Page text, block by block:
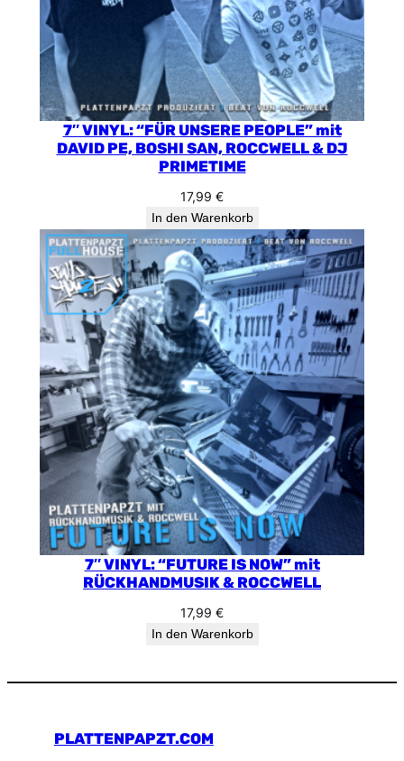
7″ VINYL: “FÜR UNSERE PEOPLE” mit
DAVID PE, BOSHI SAN, ROCCWELL & DJ
PRIMETIME
17,99 €
In den Warenkorb
7″ VINYL: “FUTURE IS NOW” mit
RÜCKHANDMUSIK & ROCCWELL
17,99 €
In den Warenkorb
PLATTENPAPZT.COM